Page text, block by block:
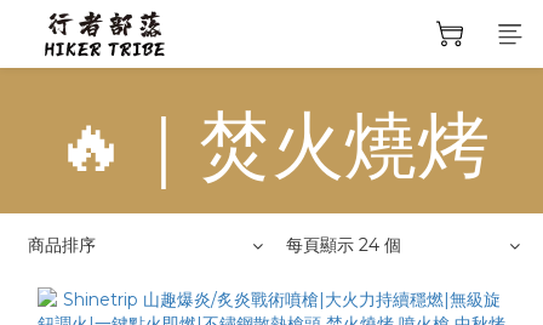
🔥｜焚火燒烤
商品排序 每頁顯示 24 個